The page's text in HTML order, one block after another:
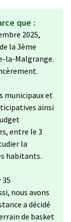
que :
2025,
la 3ème
la-Malgrange.
municipaux et
ainsi
entre le 3
la
habitants.
nous avons
a décidé
de basket